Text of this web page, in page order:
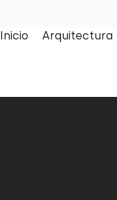
Inicio Arquitectura